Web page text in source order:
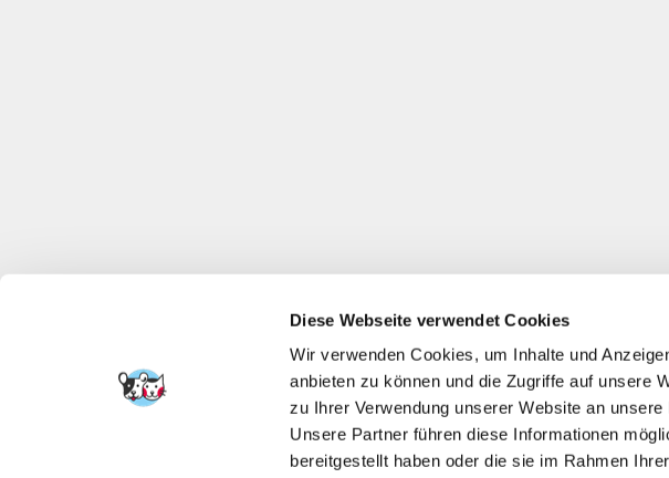
Diese Webseite verwendet Cookies
Wir verwenden Cookies, um Inhalte und
anbieten zu können und die Zugriffe auf unsere
zu Ihrer Verwendung unserer Website an
Unsere Partner führen diese Informationen
bereitgestellt haben oder die sie im Rahmen
*Alle